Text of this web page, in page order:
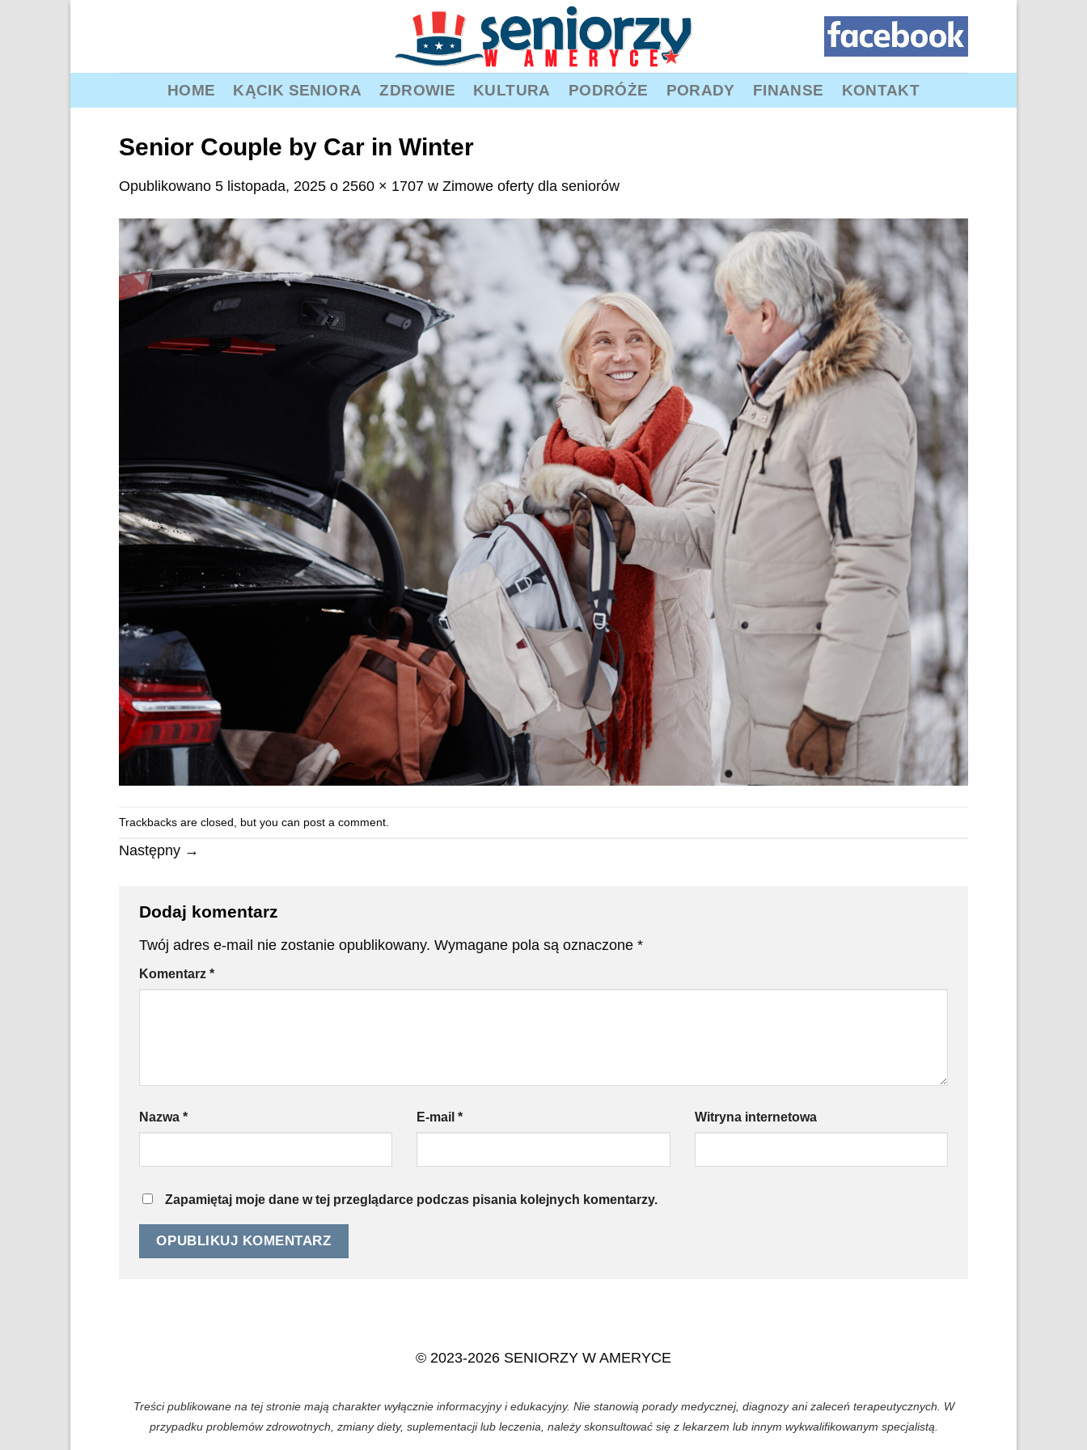
HOME KĄCIK SENIORA ZDROWIE KULTURA PODRÓŻE PORADY FINANSE KONTAKT
Senior Couple by Car in Winter
Opublikowano 5 listopada, 2025 o 2560 × 1707 w Zimowe oferty dla seniorów
Trackbacks are closed, but you can post a comment
Następny →
Dodaj komentarz
Twój adres e-mail nie zostanie opublikowany. Wymagane pola są oznaczone *
Komentarz *
Nazwa * E-mail* Witryna internetowa
Zapamiętaj moje dane w tej przeglądarce podczas pisania kolejnych komentarzy.
© 2023-2026 SENIORZY W AMERYCE
Treści publikowane na tej stronie mają charakter wyłącznie informacyjny i edukacyjny. Nie stanowią porady medycznej, diagnozy ani zaleceń terapeutycznych. W
przypadku problemów zdrowotnych, zmiany diety, suplementacji lub leczenia, należy skonsultować się z lekarzem lub innym wykwalifikowanym specjalistą.